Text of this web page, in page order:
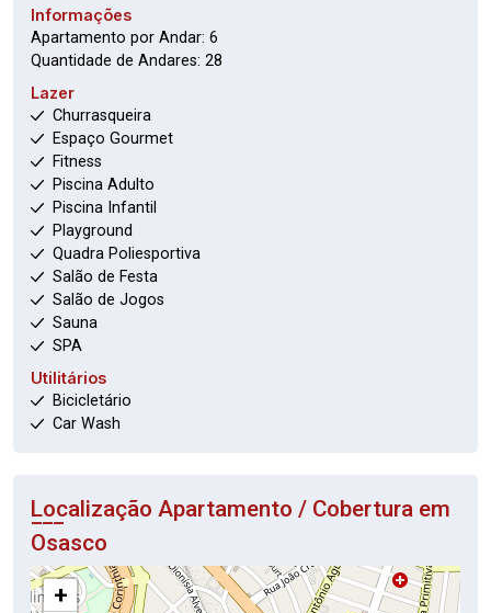
Informações
Apartamento por Andar: 6
Quantidade de Andares: 28
Lazer
Churrasqueira
Espaço Gourmet
Fitness
Piscina Adulto
Piscina Infantil
Playground
Quadra Poliesportiva
Salão de Festa
Salão de Jogos
Sauna
SPA
Utilitários
Bicicletário
Car Wash
Localização Apartamento / Cobertura em
Osasco
+